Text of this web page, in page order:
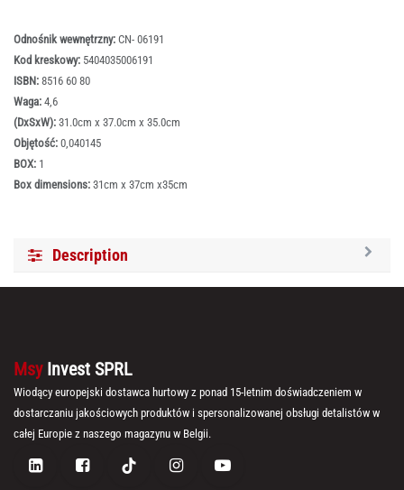
Odnośnik wewnętrzny: CN- 06191
Kod kreskowy: 5404035006191
ISBN: 8516 60 80
Waga: 4,6
(DxSxW): 31.0cm x 37.0cm x 35.0cm
Objętość: 0,040145
BOX: 1
Box dimensions: 31cm x 37cm x35cm
Description
Msy Invest SPRL
Wiodący europejski dostawca hurtowy z ponad 15-letnim doświadczeniem w
dostarczaniu jakościowych produktów i spersonalizowanej obsługi detalistów w
całej Europie z naszego magazynu w Belgii.